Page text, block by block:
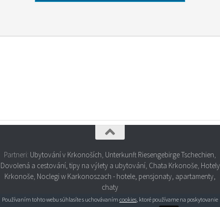
Partneri: Ubytování v Krkonoších Unterkunft Riesengebirge Tschechien
Dovolená a cestování, tipy na výlety a ubytování, Chata Krkonoše, Hotely
Krkonoše Noclegi w Karkonoszach - hotele, pensjonaty, apartamenty,
chaty
Používaním tohto webu súhlasíte s uchovávaním cookies, ktoré používame na poskytovanie